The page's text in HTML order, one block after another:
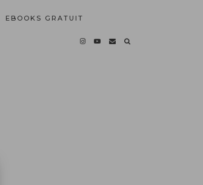
EBOOKS GRATUIT